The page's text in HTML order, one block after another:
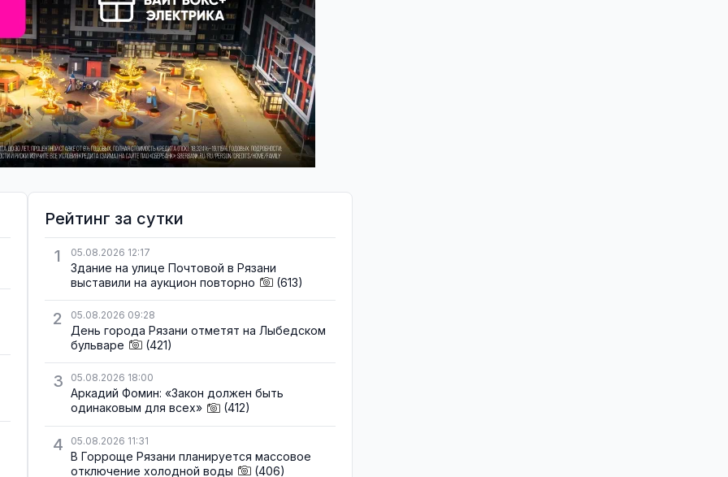
Рейтинг за сутки
1
05.08.2026 12:17
Здание на улице Почтовой в Рязани
выставили на аукцион повторно
(613)
2 05.08.2026 09:28
День города Рязани отметят на Лыбедском
бульваре
(421)
3 05.08.2026 18:00
Аркадий Фомин: «Закон должен быть
одинаковым для всех»
(412)
4 05.08.2026 11:31
В Горроще Рязани планируется массовое
отключение холодной воды
(406)